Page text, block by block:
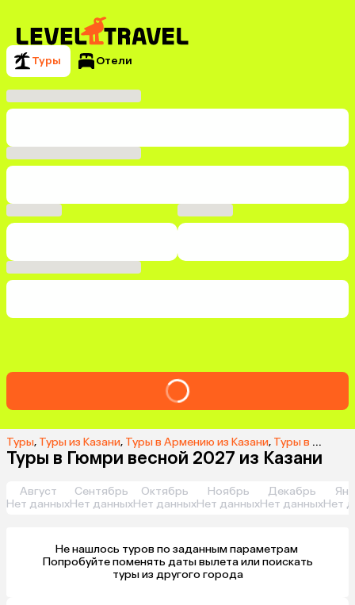
Туры Отели
Туры, Туры из Казани, Туры в Армению из Казани, Туры в Гюмри из Казани
Туры в Гюмри весной 2027 из Казани
Август
Нет данных
Сентябрь
Нет данных
Октябрь
Нет данных
Ноябрь
Нет данных
Декабрь
Нет данныхНет
Не нашлось туров по заданным параметрам
туры из другого города